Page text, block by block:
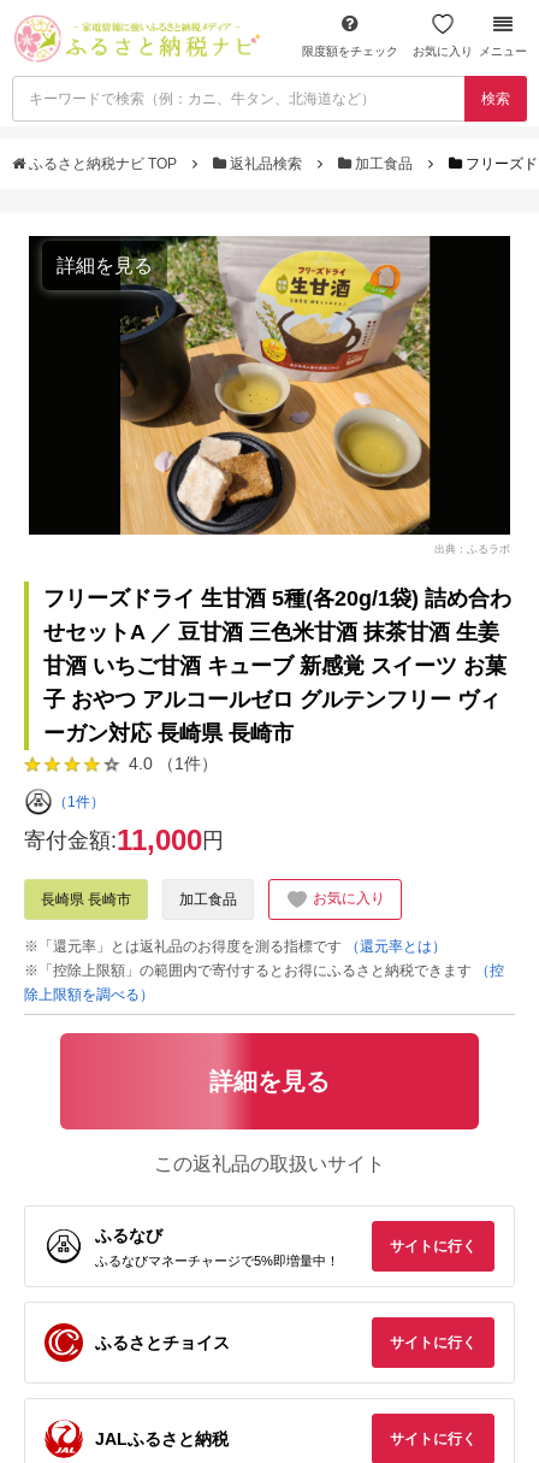
限度額をチェック お気に入り メニュー
検索
ふるさと納税ナビ TOP 返礼品検索 加工食品 フリーズ
詳細を見る
出典：ふるラボ
フリーズドライ 生甘酒 5種(各20g/1袋) 詰め合わ
せセットA ／ 豆甘酒 三色米甘酒 抹茶甘酒 生姜
甘酒 いちご甘酒 キューブ 新感覚 スイーツ お菓
子 おやつ アルコールゼロ グルテンフリー ヴィ
ーガン対応 長崎県 長崎市
4.0 （1件）
（1件）
寄付金額:11,000円
長崎県 長崎市 加工食品 お気に入り
※「還元率」とは返礼品のお得度を測る指標です
（還元率とは）
※「控除上限額」の範囲内で寄付するとお得にふるさと納税できます
（控
除上限額を調べる）
詳細を見る
この返礼品の取扱いサイト
ふるなび
ふるなびマネーチャージで5%即増量中！
サイトに行く
ふるさとチョイス サイトに行く
JALふるさと納税 サイトに行く